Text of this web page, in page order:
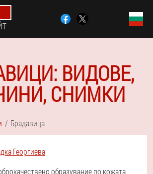
ВИДОВЕ,
СНИМКИ
Брадавица
Георгиева
образувание по кожата,